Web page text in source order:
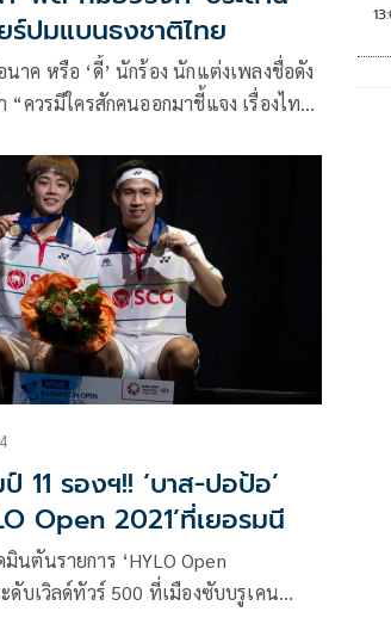
ร์ปมแบนธงชาติไทย
ค หรือ ‘ดี้’ นักร้อง นักแต่งเพลงชื่อดัง
“ควรมีใครสักคนออกมาชี้แจง เรื่องไทย
ำทำเนียนนั้นไม่ควรๆ
ฯ!! ‘บาส-ปอป้อ’
Open 2021’ที่เยอรมนี
นตันรายการ ‘HYLO Open
ทัวร์ 500 ที่เมืองซับบรูเคน